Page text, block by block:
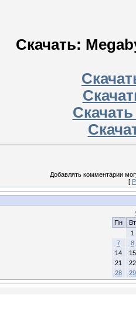
Скачать:
Добавлять комментарии
[
Пн
Вт
1
7
8
14
15
21
22
28
29